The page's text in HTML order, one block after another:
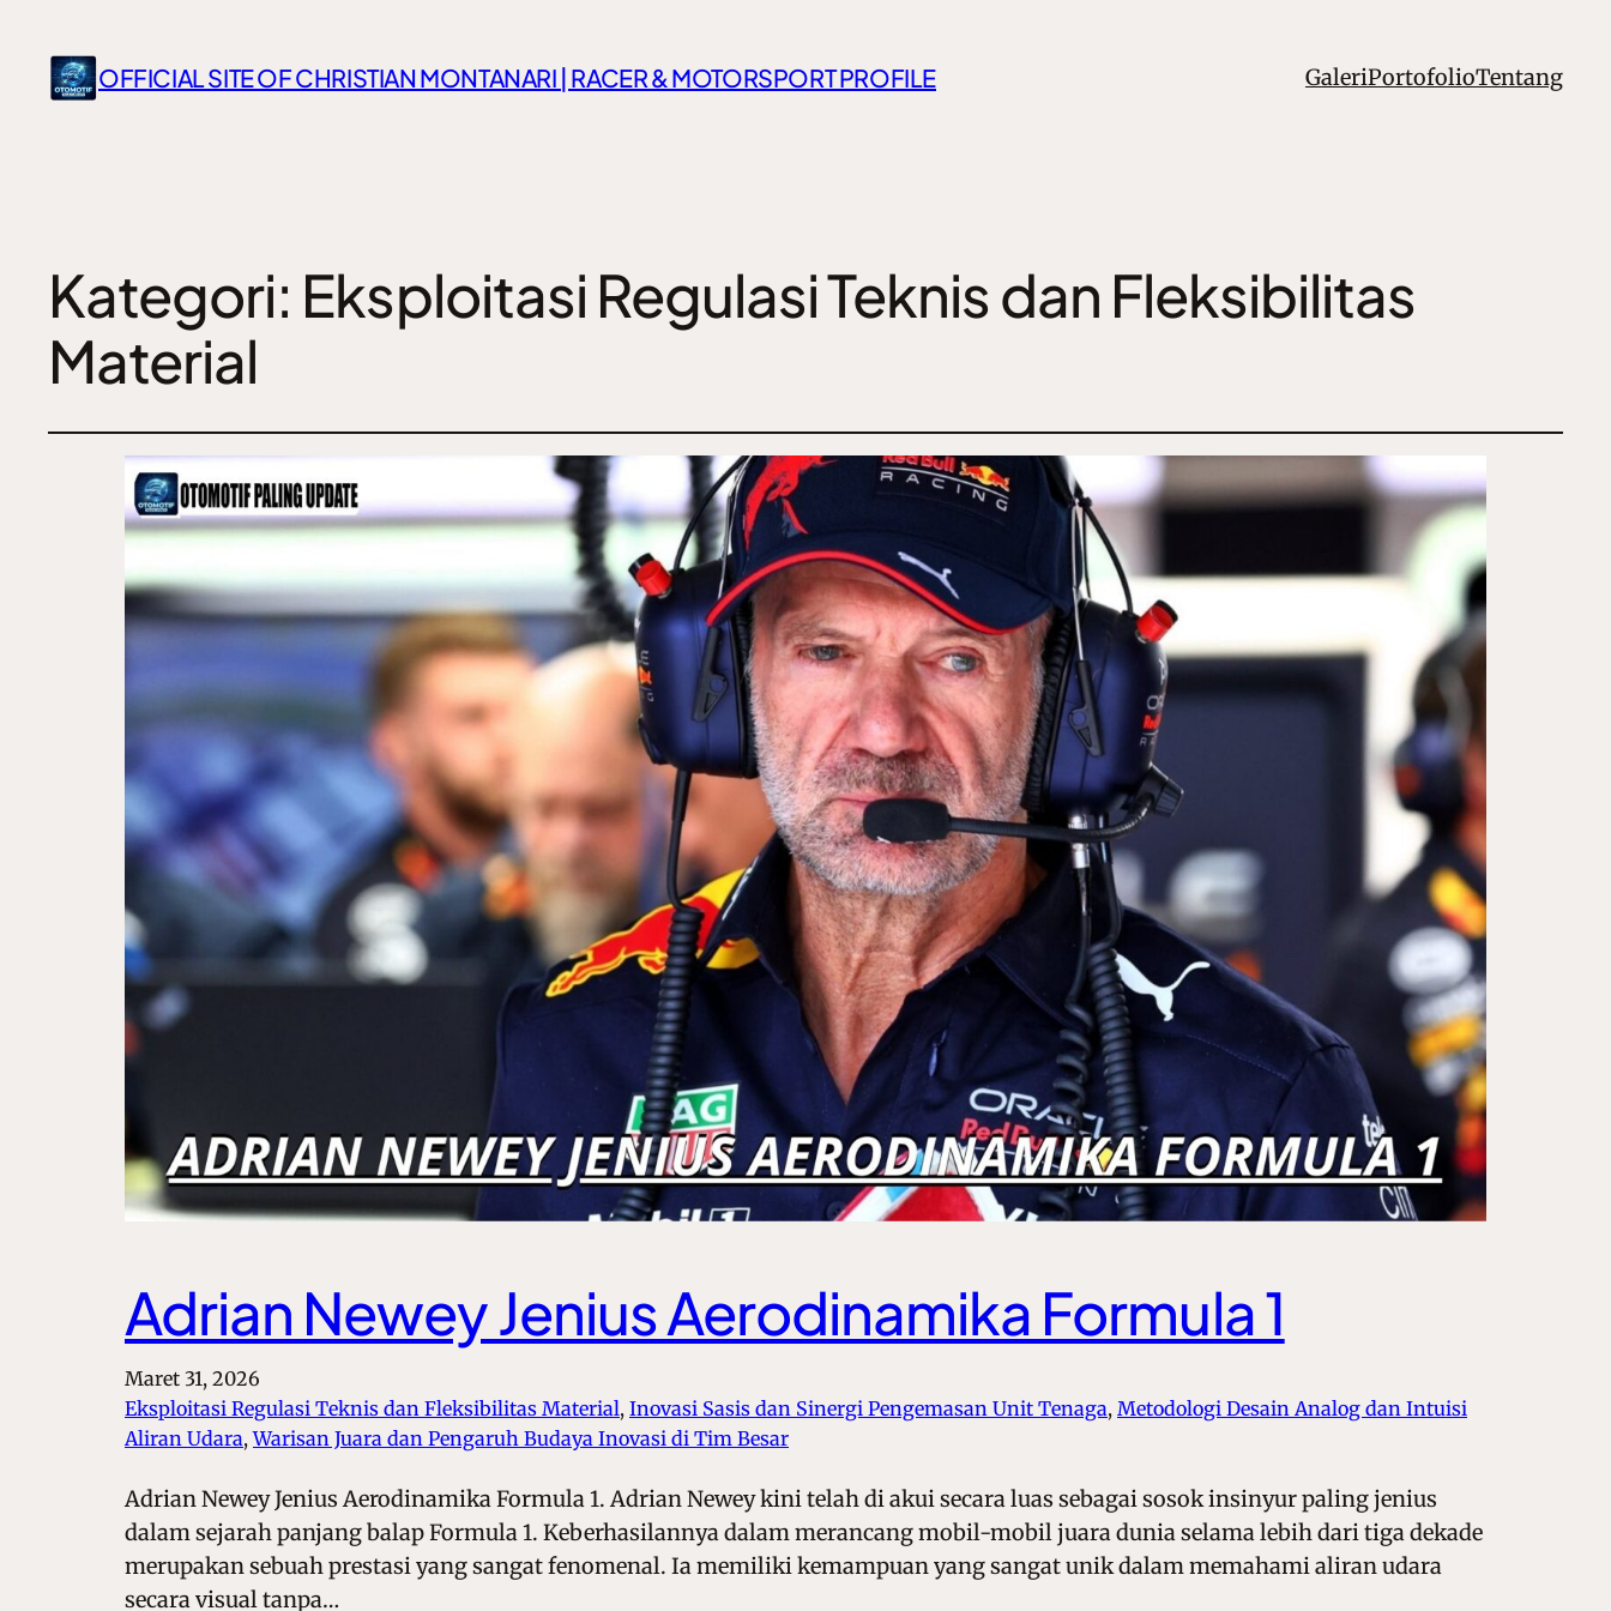
OFFICIAL SITE OF CHRISTIAN MONTANARI | RACER & MOTORSPORT PROFILE GaleriPortofolioTentang
Kategori: Eksploitasi Regulasi Teknis dan Fleksibilitas
Material
Adrian Newey Jenius Aerodinamika Formula 1
Maret 31, 2026
Eksploitasi Regulasi Teknis dan Fleksibilitas Material, Inovasi Sasis dan Sinergi Pengemasan Unit Tenaga, Metodologi Desain Analog dan Intuisi
Aliran Udara, Warisan Juara dan Pengaruh Budaya Inovasi di Tim Besar
Adrian Newey Jenius Aerodinamika Formula 1. Adrian Newey kini telah di akui secara luas sebagai sosok insinyur paling jenius
dalam sejarah panjang balap Formula 1. Keberhasilannya dalam merancang mobil-mobil juara dunia selama lebih dari tiga dekade
merupakan sebuah prestasi yang sangat fenomenal. Ia memiliki kemampuan yang sangat unik dalam memahami aliran udara
secara visual tanpa…